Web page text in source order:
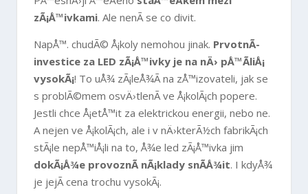
zÃ¡Å™ivkami. Ale nenÃ­ se co divit.
NapÅ™. chudÃ© Å¡koly nemohou jinak. PrvotnÃ­
investice za LED zÃ¡Å™ivky je na nÄ› pÅ™Ã­liÅ¡
vysokÃ¡! To uÅ¾ zÃ¡leÅ¾Ã­ na zÅ™izovateli, jak se
s problÃ©mem osvÄ›tlenÃ­ ve Å¡kolÃ¡ch popere.
Jestli chce Å¡etÅ™it za elektrickou energii, nebo ne.
A nejen ve Å¡kolÃ¡ch, ale i v nÄ›kterÃ½ch fabrikÃ¡ch
stÃ¡le nepÅ™iÅ¡li na to, Å¾e led zÃ¡Å™ivka jim
dokÃ¡Å¾e provoznÃ­ nÃ¡klady snÃ­Å¾it. I kdyÅ¾
je jejÃ­ cena trochu vysokÃ¡.